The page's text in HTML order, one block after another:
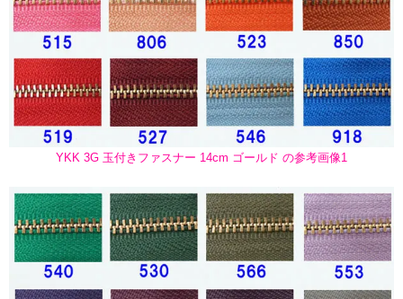
YKK 3G 玉付きファスナー 14cm ゴールド の参考画像1